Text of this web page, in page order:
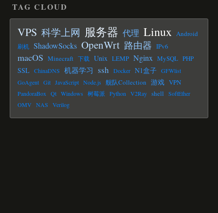
TAG CLOUD
VPS 科学上网 服务器 代理 Linux Android
刷机 ShadowSocks OpenWrt 路由器 IPv6
macOS Minecraft 下载 Unix LEMP Nginx MySQL PHP
SSL ChinaDNS 机器学习 ssh Docker N1盒子 GFWlist
GoAgent Git JavaScript Node.js 舰队Collection 游戏 VPN
PandoraBox Qt Windows 树莓派 Python V2Ray shell
SoftEther
OMV
NAS Verilog